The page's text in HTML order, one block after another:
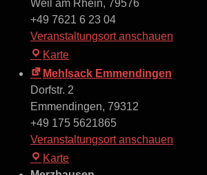
Weil am Rhein, 79576
+49 7621 6 23 04
Veranstaltungsort anschauen
Karte
Hotel-
Gasthaus
Mehlsack Emmendingen
Dorfstr. 2
Emmendingen, 79312
+49 175 5621865
Veranstaltungsort anschauen
Karte
Emmendingen